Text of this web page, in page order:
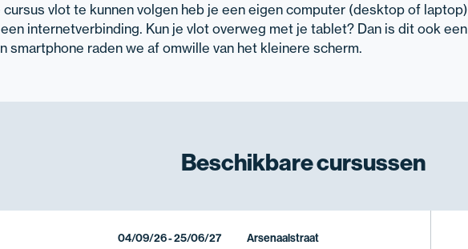
cursus vlot te kunnen volgen heb je een eigen computer (desktop of laptop)
internetverbinding. Kun je vlot overweg met je tablet? Dan is dit ook een
smartphone raden we af omwille van het kleinere scherm.
Beschikbarecursussen
04/09/26 - 25/06/27 Arsenaalstraat